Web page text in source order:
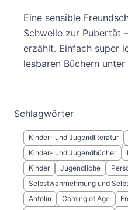
Eine sensible
Schwelle zur Pubertät
erzählt. Einfach super
lesbaren Büchern
Schlagwörter
Kinder- und Jugendliteratur
Kinder- und Jugendbücher
Kinder
Jugendliche
Selbstwahrnehmung und
Antolin
Coming of Age